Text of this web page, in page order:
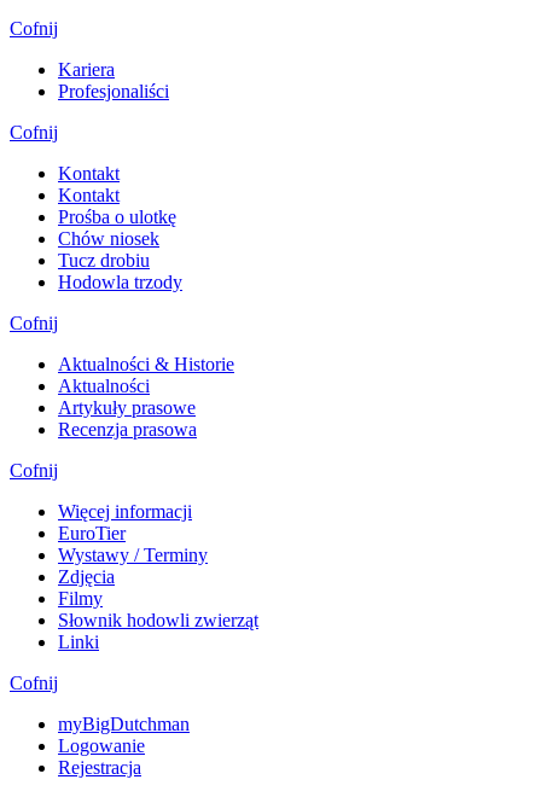
Cofnij
Kariera
Profesjonaliści
Cofnij
Kontakt
Kontakt
Prośba o ulotkę
Chów niosek
Tucz drobiu
Hodowla trzody
Cofnij
Aktualności & Historie
Aktualności
Artykuły prasowe
Recenzja prasowa
Cofnij
Więcej informacji
EuroTier
Wystawy / Terminy
Zdjęcia
Filmy
Słownik hodowli zwierząt
Linki
Cofnij
myBigDutchman
Logowanie
Rejestracja